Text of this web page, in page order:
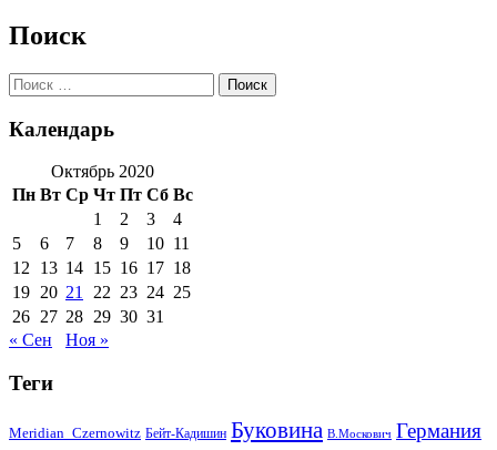
Поиск
Поиск:
Календарь
Октябрь 2020
Пн Вт Ср Чт Пт Сб Вс
1
2 3
4
5
6 7 8 9 10 11
12
13 14 15 16 17 18
19 20 21 22 23 24 25
26 27 28 29 30 31
« Сен
Ноя »
Теги
Meridian_Czernowitz Бейт-Кадишин Буковина В.Москович Германия